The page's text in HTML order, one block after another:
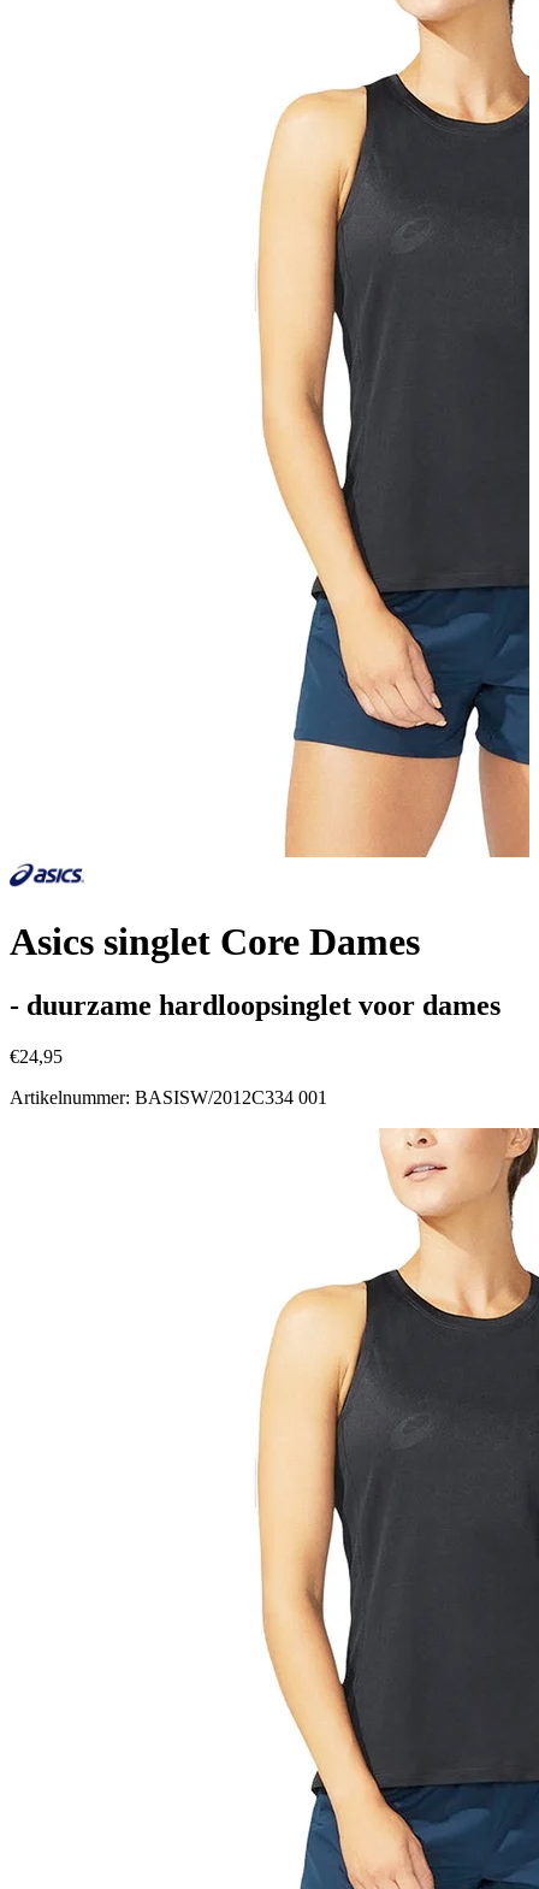
Asics singlet Core Dames
- duurzame hardloopsinglet voor dames
€24,95
Artikelnummer: BASISW/2012C334 001